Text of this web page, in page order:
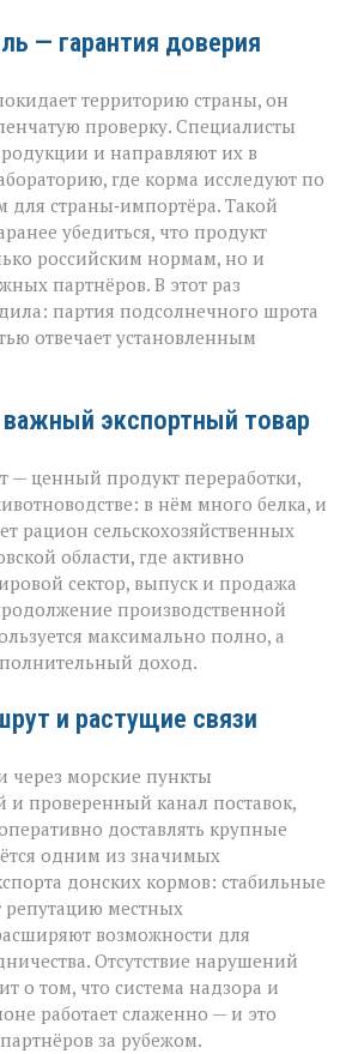
— гарантия доверия
территорию страны, он
проверку. Специалисты
и направляют их в
где корма исследуют по
страны‑импортёра. Такой
убедиться, что продукт
российским нормам, но и
партнёров. В этот раз
партия подсолнечного шрота
отвечает установленным
экспортный товар
ценный продукт переработки,
в нём много белка, и
рацион сельскохозяйственных
области, где активно
сектор, выпуск и продажа
производственной
максимально полно, а
доход.
и растущие связи
через морские пункты
и проверенный канал поставок,
доставлять крупные
одним из значимых
донских кормов: стабильные
репутацию местных
возможности для
Отсутствие нарушений
о том, что система надзора и
работает слаженно — и это
за рубежом.